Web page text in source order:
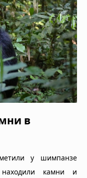
в
у шимпанзе
находили камни и